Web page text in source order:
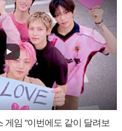
게임 "이번에도 같이 달려보